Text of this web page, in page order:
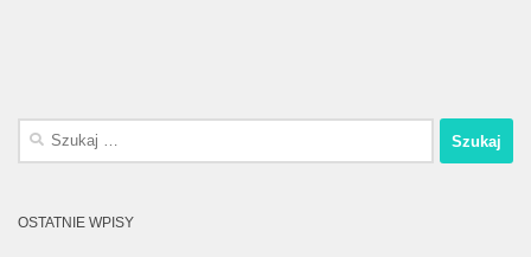
Szukaj:
OSTATNIE WPISY